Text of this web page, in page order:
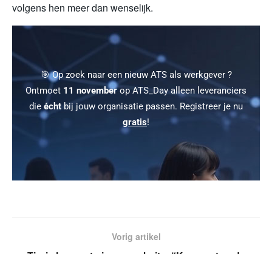
volgens hen meer dan wenselijk.
🎯 Op zoek naar een nieuw ATS als werkgever ?
Ontmoet 11 novemberop ATS_Day alleen leveranciers
die écht bij jouw organisatie passen. Registreer je nu
gratis!
Vorig artikel